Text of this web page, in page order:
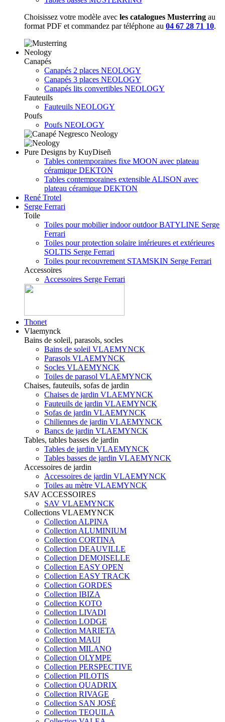
Choisissez votre modèle avec les catalogues Musterring au
format PDF et commandez par téléphone au 04 67 28 71 10.
Neology
Canapés
Canapés 2 places NEOLOGY
Canapés 3 places NEOLOGY
Canapés lits convertibles NEOLOGY
Fauteuils
Fauteuils NEOLOGY
Poufs
Poufs NEOLOGY
Pure Designs by KuyDiseñ
Tables contemporaines fixe MOON avec plateau
céramique DEKTON
Tables contemporaines extensible ALISON avec
plateau céramique DEKTON
René Trotel
Serge Ferrari
Toile
Toiles pour mobilier indoor outdoor BATYLINE Serge
Ferrari
Toiles pour protection solaire intérieures et extérieures
SOLTIS Serge Ferrari
Toiles pour recouvrement STAMSKIN Serge Ferrari
Accessoires
Accessoires Serge Ferrari
Thonet
Vlaemynck
Bains de soleil, parasols, socles
Bains de soleil VLAEMYNCK
Parasols VLAEMYNCK
Socles VLAEMYNCK
Toiles de parasol VLAEMYNCK
Chaises, fauteuils, sofas de jardin
Chaises de jardin VLAEMYNCK
Fauteuils de jardin VLAEMYNCK
Sofas de jardin VLAEMYNCK
Chiliennes de jardin VLAEMYNCK
Bancs de jardin VLAEMYNCK
Tables, tables basses de jardin
Tables de jardin VLAEMYNCK
Tables basses de jardin VLAEMYNCK
Accessoires de jardin
Accessoires de jardin VLAEMYNCK
Toiles au mètre VLAEMYNCK
SAV ACCESSOIRES
SAV VLAEMYNCK
Collections VLAEMYNCK
Collection ALPINA
Collection ALUMINIUM
Collection CORTINA
Collection DEAUVILLE
Collection DEMOISELLE
Collection EASY OPEN
Collection EASY TRACK
Collection GORDES
Collection IBIZA
Collection KOTO
Collection LIVADI
Collection LODGE
Collection MARIETA
Collection MAUI
Collection MILANO
Collection OLYMPE
Collection PERSPECTIVE
Collection PILOTIS
Collection QUADRIX
Collection RIVAGE
Collection SAN JOSÉ
Collection TEQUILA